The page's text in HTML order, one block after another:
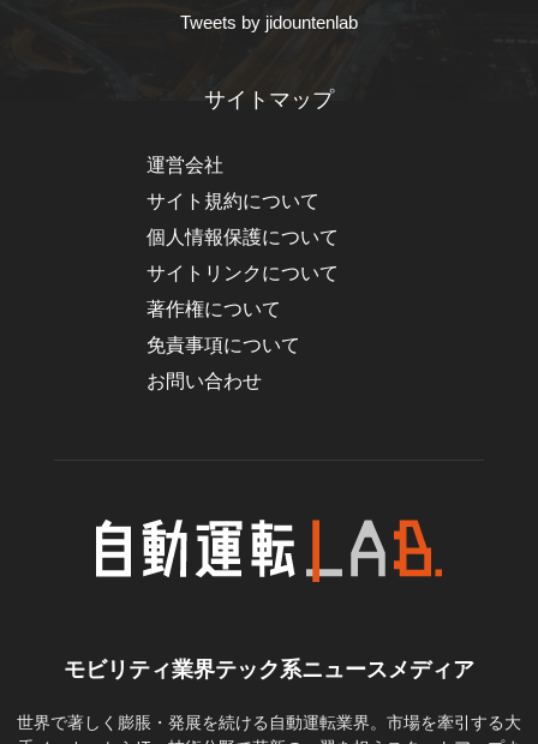
Tweets by jidountenlab
サイトマップ
運営会社
サイト規約について
個人情報保護について
サイトリンクについて
著作権について
免責事項について
お問い合わせ
モビリティ業界テック系ニュースメディア
世界で著しく膨脹・発展を続ける自動運転業界。市場を牽引する大